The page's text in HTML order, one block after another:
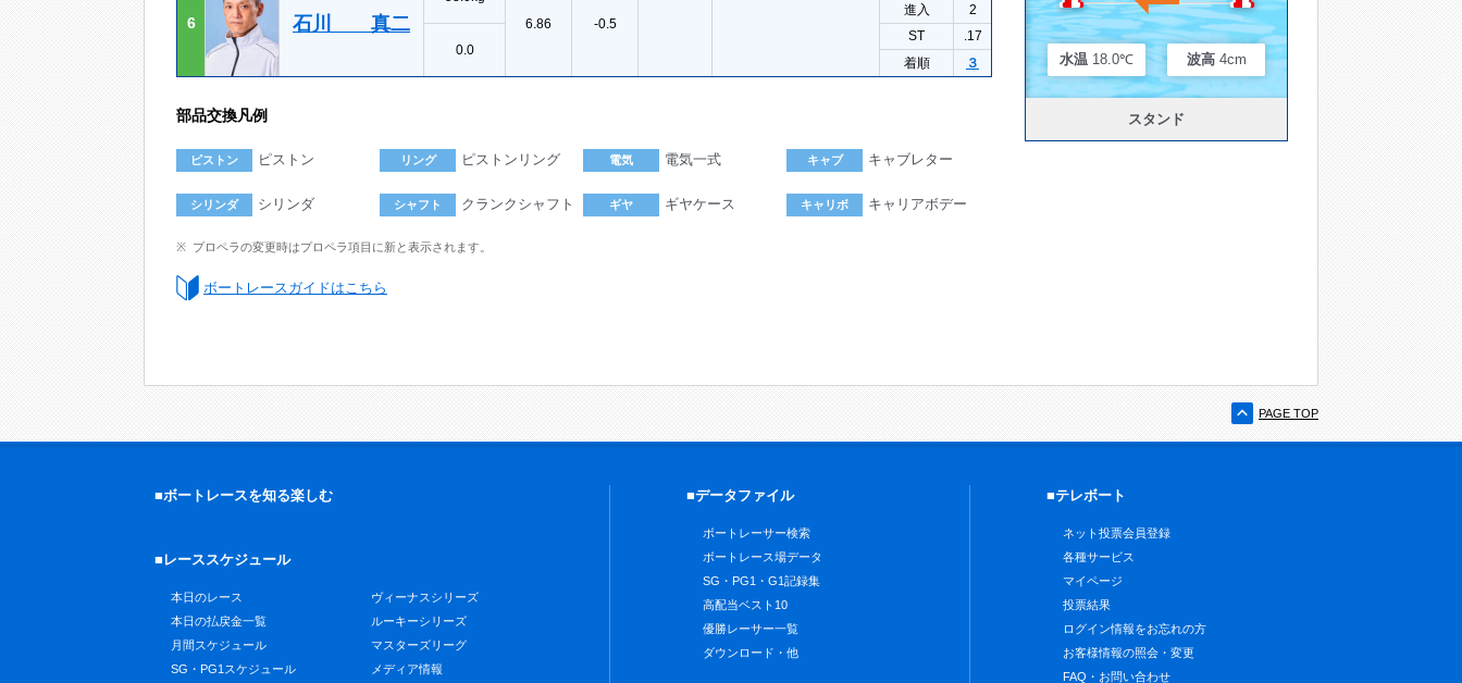
6 石川 真二
6.86
-0.5
進入
2
0.0
ST
.17
着順
３
部品交換凡例
ピストン ピストン リング ピストンリング 電気 電気一式 キャブ キャブレター
シリンダ シリンダ シャフト クランクシャフト ギヤ ギヤケース キャリボ キャリアボデー
プロペラの変更時はプロペラ項目に新と表示されます。
ボートレースガイドはこちら
水温 18.0℃ 波高 4cm
スタンド
PAGE TOP
■ボートレースを知る楽しむ
■レーススケジュール
本日のレース
本日の払戻金一覧
月間スケジュール
SG・PG1スケジュール
ヴィーナスシリーズ
ルーキーシリーズ
マスターズリーグ
メディア情報
■データファイル
ボートレーサー検索
ボートレース場データ
SG・PG1・G1記録集
高配当ベスト10
優勝レーサー一覧
ダウンロード・他
■テレボート
ネット投票会員登録
各種サービス
マイページ
投票結果
ログイン情報をお忘れの方
お客様情報の照会・変更
FAQ・お問い合わせ